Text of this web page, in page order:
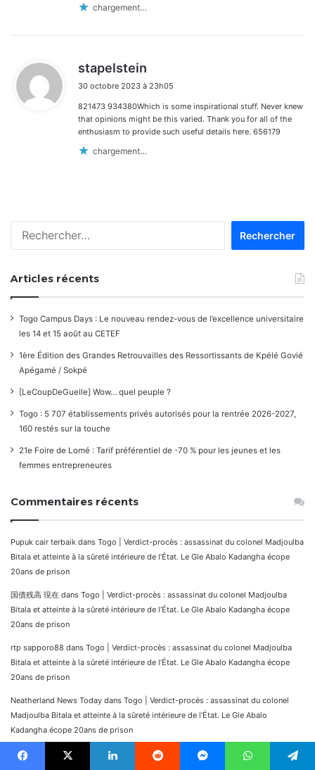
chargement…
stapelstein
t
:
30 octobre 2023 à 23h05
821473 934380Which is some inspirational stuff. Never knew
that opinions might be this varied. Thank you for all of the
enthusiasm to provide such useful details here. 656179
chargement…
Articles récents
Togo Campus Days : Le nouveau rendez-vous de l’excellence universitaire
les 14 et 15 août au CETEF
1ère Édition des Grandes Retrouvailles des Ressortissants de Kpélé Govié
Apégamé / Sokpé
[LeCoupDeGuelle] Wow… quel peuple ?
Togo : 5 707 établissements privés autorisés pour la rentrée 2026-2027,
160 restés sur la touche
21e Foire de Lomé : Tarif préférentiel de -70 % pour les jeunes et les
femmes entrepreneures
Commentaires récents
Pupuk cair terbaik dans Togo | Verdict-procès : assassinat du colonel Madjoulba
Bitala et atteinte à la sûreté intérieure de l’État. Le Gle Abalo Kadangha écope
20ans de prison
国債残高 現在 dans Togo | Verdict-procès : assassinat du colonel Madjoulba
Bitala et atteinte à la sûreté intérieure de l’État. Le Gle Abalo Kadangha écope
20ans de prison
rtp sapporo88 dans Togo | Verdict-procès : assassinat du colonel Madjoulba
Bitala et atteinte à la sûreté intérieure de l’État. Le Gle Abalo Kadangha écope
20ans de prison
Neatherland News Today dans Togo | Verdict-procès : assassinat du colonel
Madjoulba Bitala et atteinte à la sûreté intérieure de l’État. Le Gle Abalo
Kadangha écope 20ans de prison
Cami Halısı Transdinyester dans
CÔTE D’IVOIRE : Guillaume SORO annonce sa